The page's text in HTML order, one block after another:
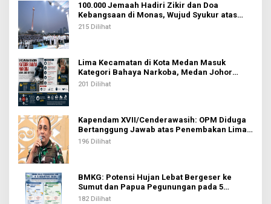
100.000 Jemaah Hadiri Zikir dan Doa
Kebangsaan di Monas, Wujud Syukur atas
Kemerdekaan Indonesia
215 Dilihat
Lima Kecamatan di Kota Medan Masuk
Kategori Bahaya Narkoba, Medan Johor
Tertinggi
201 Dilihat
Kapendam XVII/Cenderawasih: OPM Diduga
Bertanggung Jawab atas Penembakan Lima
Pekerja di Tolikara
196 Dilihat
BMKG: Potensi Hujan Lebat Bergeser ke
Sumut dan Papua Pegunungan pada 5
Agustus
182 Dilihat